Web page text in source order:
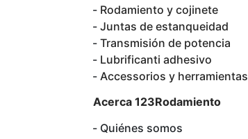
Rodamiento y cojinete
Juntas de estanqueidad
Transmisión de potencia
Lubrificanti adhesivo
Accessorios y herramientas
Acerca 123Rodamiento
Quiénes somos